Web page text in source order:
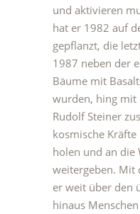
und aktivieren
hat er 1982 auf
gepflanzt, die
1987 neben der
Bäume mit
wurden, hing mit
Rudolf Steiner
kosmische
holen und an die
weitergeben. Mit
er weit über den
hinaus